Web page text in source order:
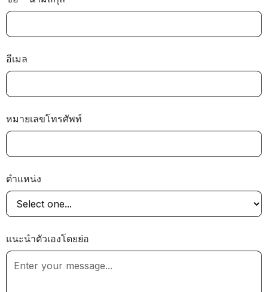
อีเมล
หมายเลขโทรศัพท์
ตำแหน่ง
แนะนำตัวเองโดยย่อ